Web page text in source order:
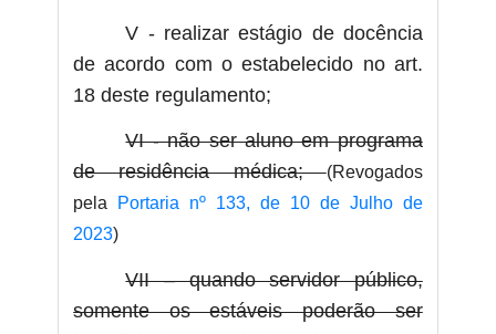
V - realizar estágio de docência
de acordo com o estabelecido no art.
18 deste regulamento;
VI - não ser aluno em programa
de residência médica;(Revogados
pela
Portaria nº 133, de 10 de Julho de
2023)
VII – quando servidor público,
somente os estáveis poderão ser